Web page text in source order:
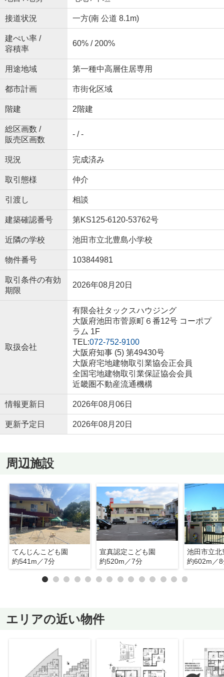
接道状況 一方(南 公道 8.1m)
建ぺい率 /
容積率
60% / 200%
用途地域 第一種中高層住居専用
都市計画 市街化区域
階建 2階建
総区画数 /
販売区画数
- / -
現況 完成済み
取引態様 仲介
引渡し 相談
建築確認番号 第KS125-6120-53762号
近隣の学校 池田市立北豊島小学校
物件番号 103844981
取引条件の有効
期限
2026年08月20日
取扱会社
有限会社タックスハウジング
大阪府池田市菅原町６番12号 コーポプ
ラム 1F
TEL:072-752-9100
大阪府知事 (5) 第49430号
大阪府宅地建物取引業協会正会員
全国宅地建物取引業保証協会会員
近畿圏不動産流通機構
情報更新日 2026年08月06日
更新予定日 2026年08月20日
周辺施設
てんじんこども園
約541m／7分
宣真認定こども園
約520m／7分
池田市立北
約602m／
エリアの近い物件